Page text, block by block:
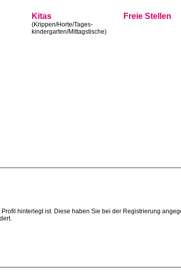
Kitas
(Krippen/Horte/Tages-
kindergarten/Mittagstische)
Freie Stellen
hinterlegt ist. Diese haben Sie bei der Registrierung